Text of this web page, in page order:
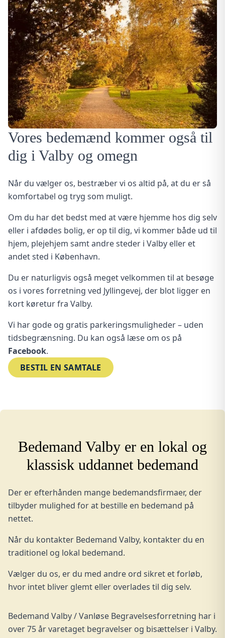
Vores bedemænd kommer også til
dig i Valby og omegn
Når du vælger os, bestræber vi os altid på, at du er så
komfortabel og tryg som muligt.
Om du har det bedst med at være hjemme hos dig selv
eller i afdødes bolig, er op til dig, vi kommer både ud til
hjem, plejehjem samt andre steder i Valby eller et
andet sted i København.
Du er naturligvis også meget velkommen til at besøge
os i vores forretning ved Jyllingevej, der blot ligger en
kort køretur fra Valby.
Vi har gode og gratis parkeringsmuligheder – uden
tidsbegrænsning. Du kan også læse om os på
Facebook.
BESTIL EN SAMTALE
Bedemand Valby er en lokal og
klassisk uddannet bedemand
Der er efterhånden mange bedemandsfirmaer, der
tilbyder mulighed for at bestille en bedemand på
nettet.
Når du kontakter Bedemand Valby, kontakter du en
traditionel og lokal bedemand.
Vælger du os, er du med andre ord sikret et forløb,
hvor intet bliver glemt eller overlades til dig selv.
Bedemand Valby / Vanløse Begravelsesforretning har i
over 75 år varetaget begravelser og bisættelser i Valby.